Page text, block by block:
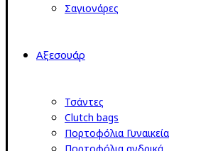
Σαγιονάρες
Αξεσουάρ
Τσάντες
Clutch bags
Πορτοφόλια Γυναικεία